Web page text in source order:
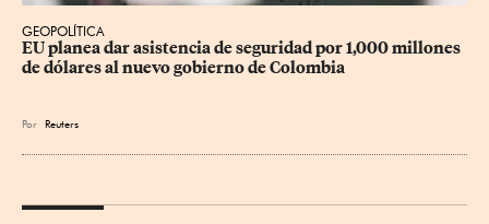
GEOPOLÍTICA
EU planea dar asistencia de seguridad por 1,000 millones
de dólares al nuevo gobierno de Colombia
Por Reuters